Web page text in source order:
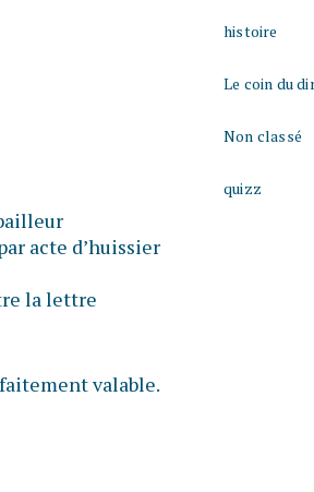
acte d’huissier
la lettre
valable.
histoire
Le coin du
Non classé
quizz